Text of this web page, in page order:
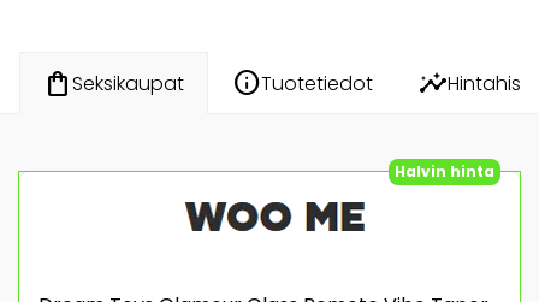
shopping_bagSeksikaupat infoTuotetiedot insights
Halvin hinta